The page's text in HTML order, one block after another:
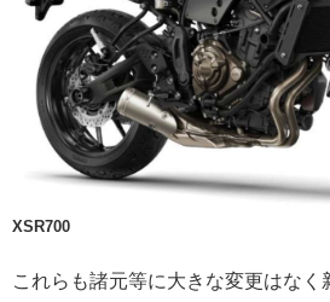
XSR700
これらも諸元等に大きな変更はな